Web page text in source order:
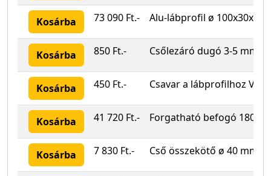
Kosárba 73 090 Ft.- Alu-lábprofil ø
Kosárba 850 Ft.- Csőlezáró dugó 3-5 mm-
Kosárba 450 Ft.- Csavar a lábprofilhoz V2A
Kosárba 41 720 Ft.- Forgatható befogó 180°
Kosárba 7 830 Ft.- Cső összekötő ø 40 mm